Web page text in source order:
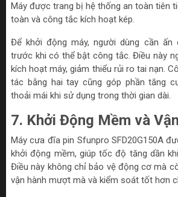
Máy được trang bị hệ thống an toàn tiên
toàn và công tắc kích hoạt kép.
Để khởi động máy, người dùng cần ấn
trước khi có thể bật công tắc. Điều này
kích hoạt máy, giảm thiểu rủi ro tai nạn.
tác bằng hai tay cũng góp phần tăng
thoải mái khi sử dụng trong thời gian dài.
7. Khởi Động Mềm và
Máy cưa đĩa pin Sfunpro SFD20G150A
khởi động mềm, giúp tốc độ tăng dần
Điều này không chỉ bảo vệ động cơ mà
vận hành mượt mà và kiểm soát tốt hơn